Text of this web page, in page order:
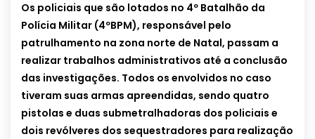
Os policiais que são lotados no 4º Batalhão da
Polícia Militar (4ºBPM), responsável pelo
patrulhamento na zona norte de Natal, passam a
realizar trabalhos administrativos até a conclusão
das investigações. Todos os envolvidos no caso
tiveram suas armas apreendidas, sendo quatro
pistolas e duas submetralhadoras dos policiais e
dois revólveres dos sequestradores para realização